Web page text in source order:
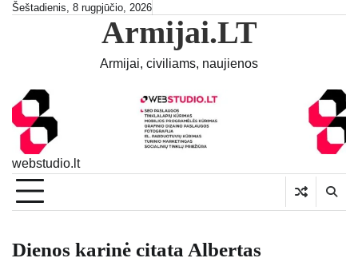
SkipŠeštadienis, 8 rugpjūčio, 2026
Armijai.LT
Armijai, civiliams, naujienos
webstudio.lt
Dienos karinė citata Albertas